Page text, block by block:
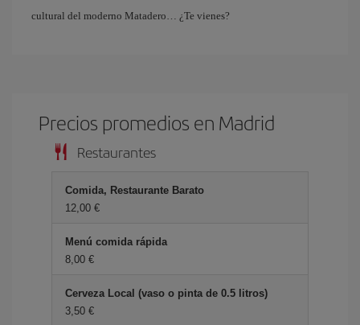
cultural del moderno Matadero… ¿Te vienes?
Precios promedios en Madrid
Restaurantes
Comida, Restaurante Barato
12,00 €
Menú comida rápida
8,00 €
Cerveza Local (vaso o pinta de 0.5 litros)
3,50 €